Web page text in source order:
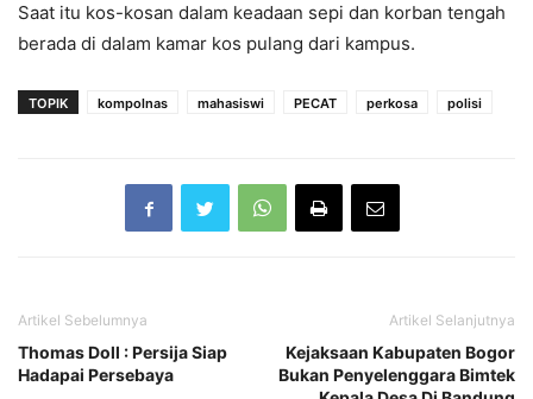
Saat itu kos-kosan dalam keadaan sepi dan korban tengah
berada di dalam kamar kos pulang dari kampus.
TOPIK kompolnas mahasiswi PECAT perkosa polisi
Artikel Sebelumnya
Thomas Doll : Persija Siap
Hadapai Persebaya
Artikel Selanjutnya
Kejaksaan Kabupaten Bogor
Bukan Penyelenggara Bimtek